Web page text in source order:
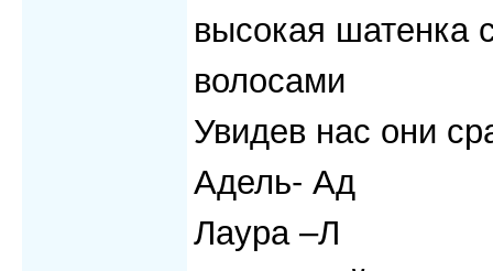
высокая шатенка
волосами
Увидев нас они
Адель- Ад
Лаура –Л